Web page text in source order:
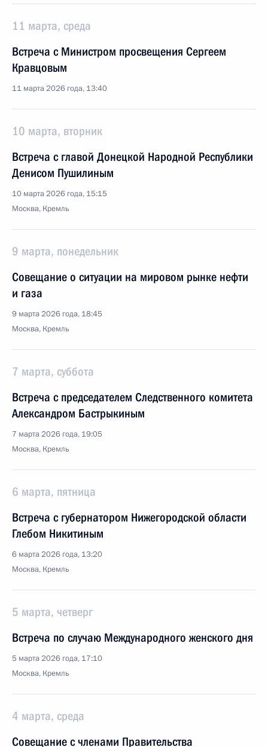
11 марта, среда
Встреча с Министром просвещения Сергеем
Кравцовым
11 марта 2026 года, 13:40
10 марта, вторник
Встреча с главой Донецкой Народной Республики
Денисом Пушилиным
10 марта 2026 года, 15:15
Москва, Кремль
9 марта, понедельник
Совещание о ситуации на мировом рынке нефти
и газа
9 марта 2026 года, 18:45
Москва, Кремль
7 марта, суббота
Встреча с председателем Следственного комитета
Александром Бастрыкиным
7 марта 2026 года, 19:05
Москва, Кремль
6 марта, пятница
Встреча с губернатором Нижегородской области
Глебом Никитиным
6 марта 2026 года, 13:20
Москва, Кремль
5 марта, четверг
Встреча по случаю Международного женского дня
5 марта 2026 года, 17:10
Москва, Кремль
4 марта, среда
Совещание с членами Правительства